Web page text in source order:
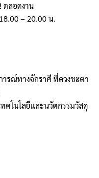
ตลอดงาน
– 20.00 น.
รณ์ทางจักราศี ที่ดวงชะตา
คโนโลยีเเละนวัตกรรมวัสดุ